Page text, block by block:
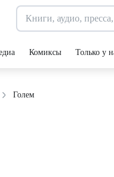
Комиксы Только у
Голем